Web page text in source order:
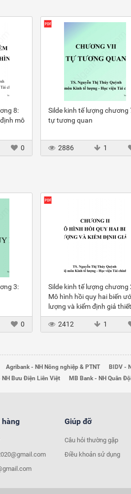
8:
mô
0
Silde kinh tế lượng chương
tự tương quan
2886 1
3:
0
Silde kinh tế lượng chương
Mô hình hồi quy hai biến
lượng và kiểm định giả thiết
2412 1
Agribank - NH Nông nghiệp & PTNT BIDV -
Bưu Điện Liên Việt MB Bank - NH Quân
hàng Giúp đỡ
Câu hỏi thường gặp
Điều khoản sử dụng